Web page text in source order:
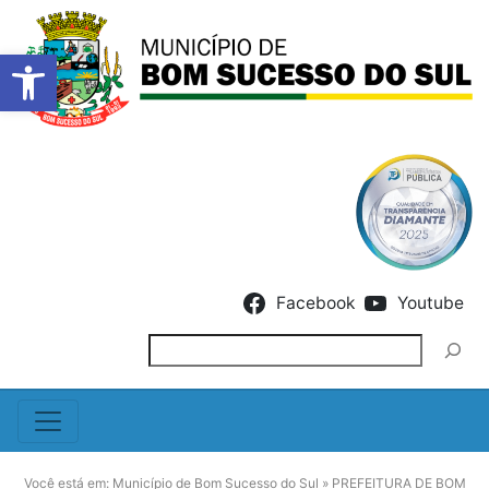
Barra de Ferramentas
Facebook Youtube
Você está em: Município de Bom Sucesso do Sul » PREFEITURA DE BOM